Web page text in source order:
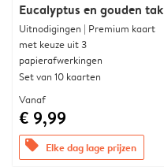
Eucalyptus en gouden tak
Uitnodigingen | Premium kaart
met keuze uit 3
papierafwerkingen
Set van 10 kaarten
Vanaf
€ 9,99
offers Elke dag lage prijzen